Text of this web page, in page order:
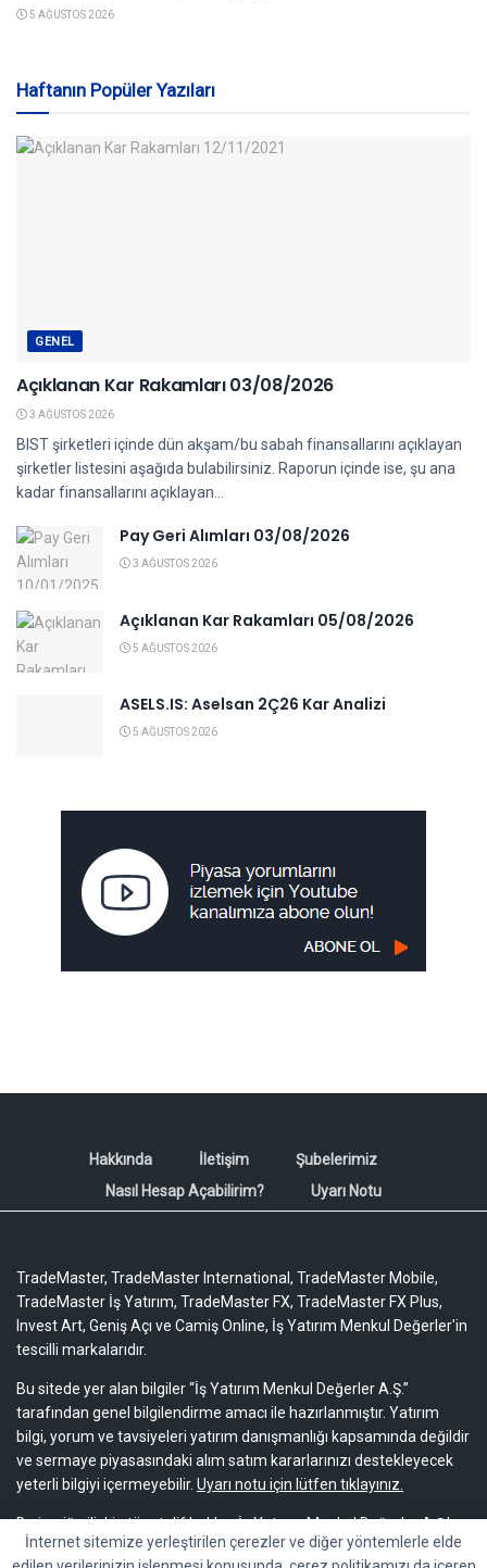
5 AĞUSTOS 2026
Haftanın Popüler Yazıları
GENEL
Açıklanan Kar Rakamları 03/08/2026
3 AĞUSTOS 2026
BIST şirketleri içinde dün akşam/bu sabah finansallarını açıklayan
şirketler listesini aşağıda bulabilirsiniz. Raporun içinde ise, şu ana
kadar finansallarını açıklayan...
Pay Geri Alımları 03/08/2026
3 AĞUSTOS 2026
Açıklanan Kar Rakamları 05/08/2026
5 AĞUSTOS 2026
ASELS.IS: Aselsan 2Ç26 Kar Analizi
5 AĞUSTOS 2026
Hakkında İletişim
Şubelerimiz
Nasıl Hesap Açabilirim?
Uyarı Notu
TradeMaster, TradeMaster International, TradeMaster Mobile,
TradeMaster İş Yatırım, TradeMaster FX, TradeMaster FX Plus,
Invest Art, Geniş Açı ve Camiş Online, İş Yatırım Menkul Değerler'in
tescilli markalarıdır.
Bu sitede yer alan bilgiler “İş Yatırım Menkul Değerler A.Ş.”
tarafından genel bilgilendirme amacı ile hazırlanmıştır. Yatırım
bilgi, yorum ve tavsiyeleri yatırım danışmanlığı kapsamında değildir
ve sermaye piyasasındaki alım satım kararlarınızı destekleyecek
yeterli bilgiyi içermeyebilir. Uyarı notu için lütfen tıklayınız.
Bu içeriğe ilişkin tüm telif hakları İş Yatırım Menkul Değerler A.Ş.’ye
aittir. Bu içerik, açık iznimiz olmaksızın başkaları tarafından
İnternet sitemize yerleştirilen çerezler ve diğer yöntemlerle elde